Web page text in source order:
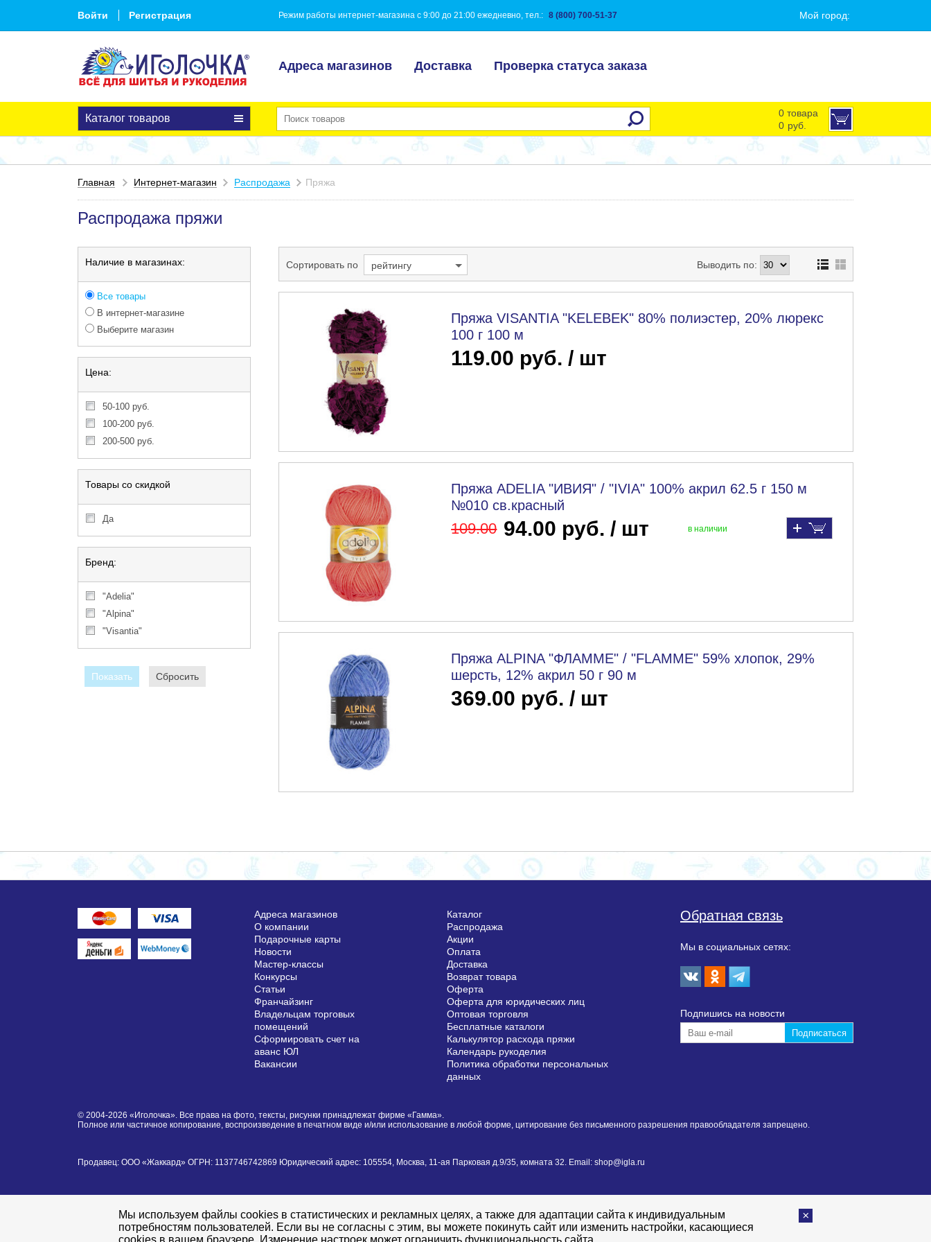
Войти Регистрация Режим работы интернет-магазина с 9:00 до 21:00 ежедневно, тел.: 8 (800) 700-51-37 Мой город:
Адреса магазинов Доставка Проверка статуса заказа
Каталог товаров
0 товара
0 руб.
Главная Интернет-магазин Распродажа Пряжа
Распродажа пряжи
Наличие в магазинах:
Все товары
В интернет-магазине
Выберите магазин
Цена:
50-100 руб.
100-200 руб.
200-500 руб.
Товары со скидкой
Да
Бренд:
"Adelia"
"Alpina"
"Visantia"
Показать Сбросить
Сортировать по рейтингу Выводить по:
Пряжа VISANTIA "KELEBEK" 80% полиэстер, 20% люрекс
100 г 100 м
119.00 руб. / шт
Пряжа ADELIA "ИВИЯ" / "IVIA" 100% акрил 62.5 г 150 м
№010 св.красный
109.00 94.00 руб. / шт в наличии
Пряжа ALPINA "ФЛАММЕ" / "FLAMME" 59% хлопок, 29%
шерсть, 12% акрил 50 г 90 м
369.00 руб. / шт
Адреса магазинов
О компании
Подарочные карты
Новости
Мастер-классы
Конкурсы
Статьи
Франчайзинг
Владельцам торговых
помещений
Сформировать счет на
аванс ЮЛ
Вакансии
Каталог
Распродажа
Акции
Оплата
Доставка
Возврат товара
Оферта
Оферта для юридических лиц
Оптовая торговля
Бесплатные каталоги
Калькулятор расхода пряжи
Календарь рукоделия
Политика обработки персональных
данных
Обратная связь
Мы в социальных сетях:
Подпишиcь на новости
© 2004-2026 «Иголочка». Все права на фото, тексты, рисунки принадлежат фирме «Гамма».
Полное или частичное копирование, воспроизведение в печатном виде и/или использование в любой форме, цитирование без письменного разрешения правообладателя запрещено.
Продавец: ООО «Жаккард» ОГРН: 1137746742869 Юридический адрес: 105554, Москва, 11-ая Парковая д.9/35, комната 32. Email: shop@igla.ru
Мы используем файлы cookies в статистических и рекламных целях, а также для адаптации сайта к индивидуальным
потребностям пользователей. Если вы не согласны с этим, вы можете покинуть сайт или изменить настройки, касающиеся
cookies в вашем браузере. Изменение настроек может ограничить функциональность сайта.